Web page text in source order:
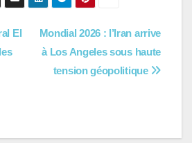
Mondial 2026 : l’Iran arrive
à Los Angeles sous haute
tension géopolitique
El